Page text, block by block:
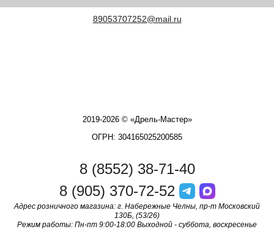
89053707252@mail.ru
2019-2026 © «Дрель-Мастер»
ОГРН: 304165025200585
8 (8552) 38-71-40
8 (905) 370-72-52
Адрес розничного магазина: г. Набережные Челны, пр-т Московский
130Б, (53/26)
Режим работы: Пн-пт 9:00-18:00 Выходной - суббота, воскресенье